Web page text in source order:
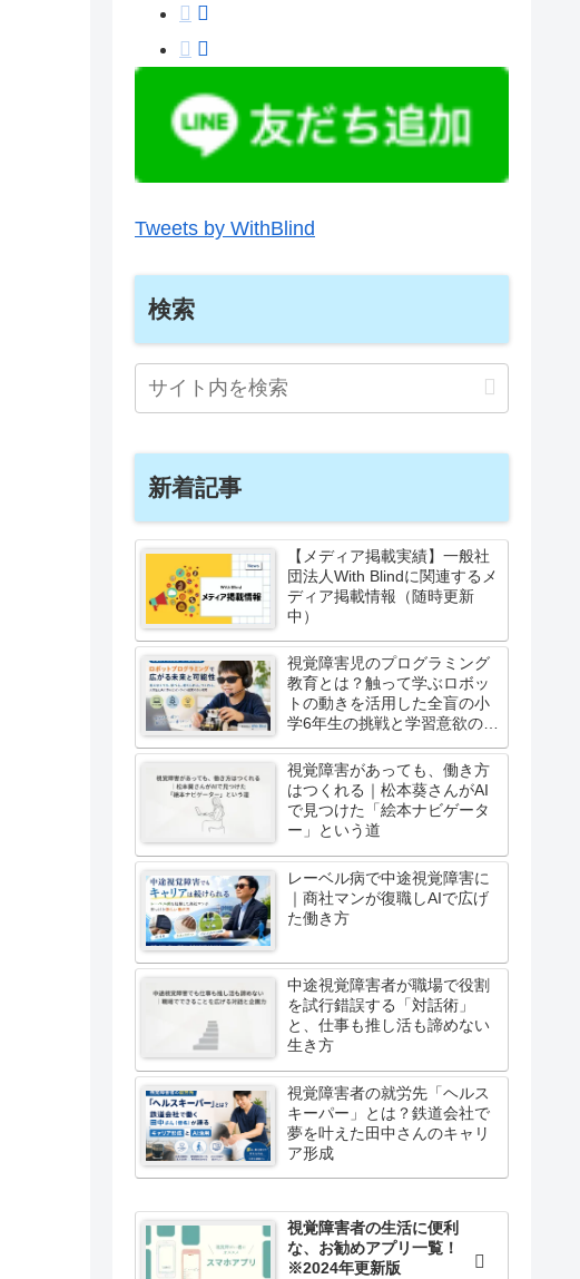
Tweets by WithBlind
検索
新着記事
【メディア掲載実績】一般社
団法人With Blindに関連するメ
ディア掲載情報（随時更新
中）
視覚障害児のプログラミング
教育とは？触って学ぶロボッ
トの動きを活用した全盲の小
学6年生の挑戦と学習意欲の高
視覚障害があっても、働き方
はつくれる｜松本葵さんがAI
で見つけた「絵本ナビゲータ
ー」という道
レーベル病で中途視覚障害に
｜商社マンが復職しAIで広げ
た働き方
中途視覚障害者が職場で役割
を試行錯誤する「対話術」
と、仕事も推し活も諦めない
生き方
視覚障害者の就労先「ヘルス
キーパー」とは？鉄道会社で
夢を叶えた田中さんのキャリ
ア形成
視覚障害者の生活に便利
な、お勧めアプリ一覧！
※2024年更新版